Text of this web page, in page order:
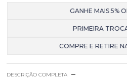
GANHE MAIS 5%
PRIMEIRA
COMPRE E RETIRE
DESCRIÇÃO COMPLETA